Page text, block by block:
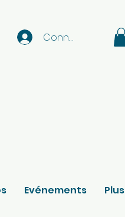
Connexion
Evénements Plus